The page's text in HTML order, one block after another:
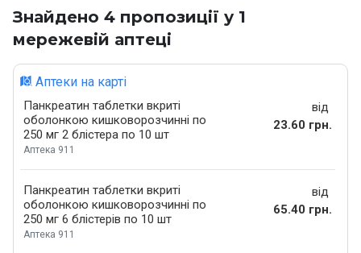
Знайдено 4 пропозиції у 1
мережевій аптеці
Аптеки на карті
Панкреатин таблетки вкриті
оболонкою кишковорозчинні по
250 мг 2 блістера по 10 шт
Аптека 911
від
23.60 грн.
Панкреатин таблетки вкриті
оболонкою кишковорозчинні по
250 мг 6 блістерів по 10 шт
Аптека 911
від
65.40 грн.